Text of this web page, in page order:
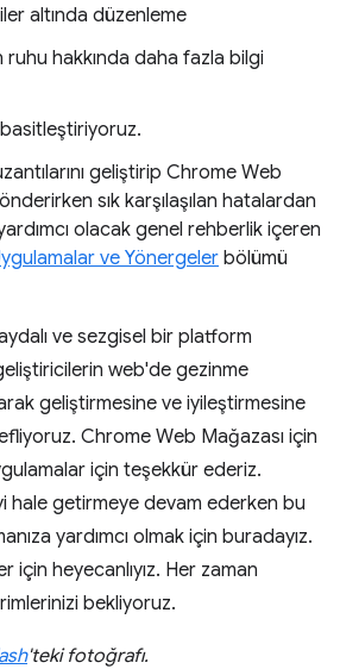
altında düzenleme
ruhu hakkında daha fazla bilgi
geliştirip Chrome Web
sık karşılaşılan hatalardan
olacak genel rehberlik içeren
ve Yönergelerbölümü
ve sezgisel bir platform
web'de gezinme
geliştirmesine ve iyileştirmesine
Chrome Web Mağazası için
için teşekkür ederiz.
hale getirmeye devam ederken bu
yardımcı olmak için buradayız.
için heyecanlıyız. Her zaman
bekliyoruz.
'teki fotoğrafı.